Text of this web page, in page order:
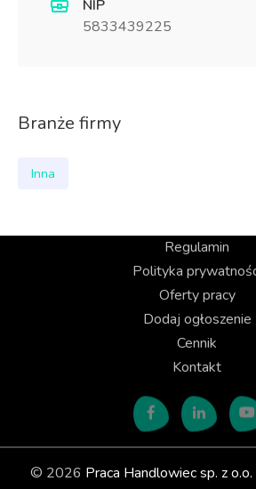
NIP
5833439225
Branże firmy
Inna
Regulamin
Polityka
Oferty pracy
Dodaj ogłoszenie
Cennik
Kontakt
© 2026 Praca Handlowiec sp. z o.o.